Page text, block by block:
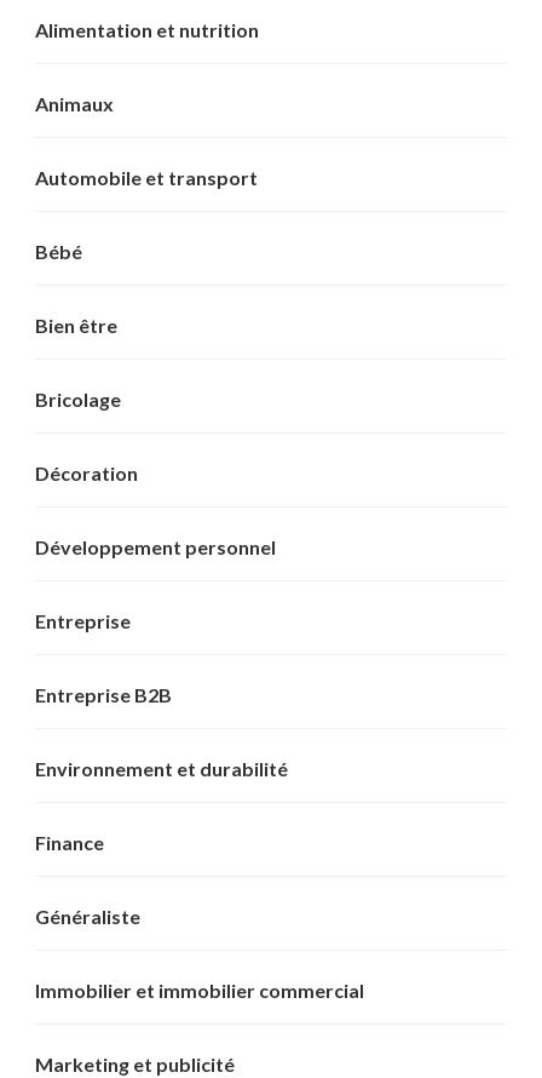
Alimentation et nutrition
Animaux
Automobile et transport
Bébé
Bien être
Bricolage
Décoration
Développement personnel
Entreprise
Entreprise B2B
Environnement et durabilité
Finance
Généraliste
Immobilier et immobilier commercial
Marketing et publicité